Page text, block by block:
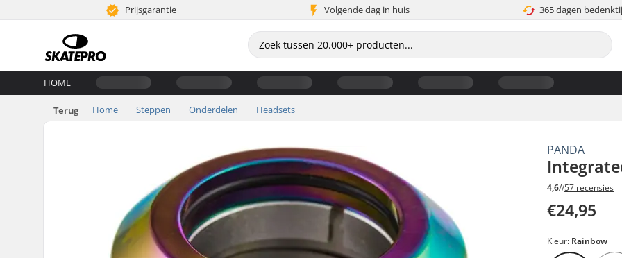
Prijsgarantie Volgende dag in huis 365 dagen
HOME
Terug Home Steppen Onderdelen Headsets
PANDA
4,6//57 recensies
€24,95
Kleur: Rainbow